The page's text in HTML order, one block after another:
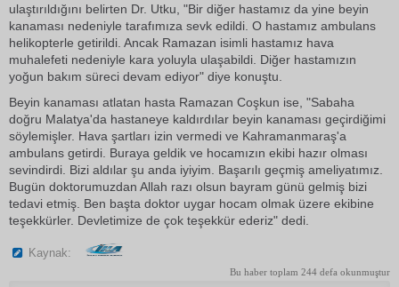
ulaştırıldığını belirten Dr. Utku, "Bir diğer hastamız da yine beyin
kanaması nedeniyle tarafımıza sevk edildi. O hastamız ambulans
helikopterle getirildi. Ancak Ramazan isimli hastamız hava
muhalefeti nedeniyle kara yoluyla ulaşabildi. Diğer hastamızın
yoğun bakım süreci devam ediyor" diye konuştu.
Beyin kanaması atlatan hasta Ramazan Coşkun ise, "Sabaha
doğru Malatya'da hastaneye kaldırdılar beyin kanaması geçirdiğimi
söylemişler. Hava şartları izin vermedi ve Kahramanmaraş'a
ambulans getirdi. Buraya geldik ve hocamızın ekibi hazır olması
sevindirdi. Bizi aldılar şu anda iyiyim. Başarılı geçmiş ameliyatımız.
Bugün doktorumuzdan Allah razı olsun bayram günü gelmiş bizi
tedavi etmiş. Ben başta doktor uygar hocam olmak üzere ekibine
teşekkürler. Devletimize de çok teşekkür ederiz" dedi.
Kaynak:
Bu haber toplam 244 defa okunmuştur